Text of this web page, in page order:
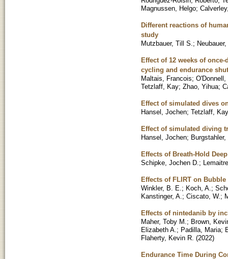
Magnussen, Helgo;
Different reactions of
study
Mutzbauer, Till S. ;
Effect of 12 weeks of
cycling and endurance
Maltais, Francois; O'Donnell,
Tetzlaff, Kay; Zhao, Yihua;
Effect of simulated dives
Hansel, Jochen; Tetzlaff, Kay
Effect of simulated diving
Hansel, Jochen;
Effects of Breath-Hold
Schipke, Jochen D. ;
Effects of FLIRT on
Winkler, B. E. ; Koch, A. ;
Kanstinger, A. ; Ciscato, W. ;
Effects of nintedanib by
Maher, Toby M. ; Brown,
Elizabeth A. ; Padilla, Maria;
Flaherty, Kevin R. (2022)
Endurance Time During